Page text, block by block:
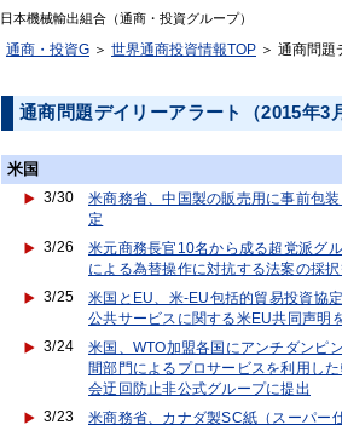
日本機械輸出組合（通商・投資グループ）
通商・投資G ＞ 世界通商投資情報TOP ＞ 通商問
通商問題デイリーアラート（2015年3
米国
3/30
米商務省、中国製の販売用に事前包
定
3/26
米元商務長官10名から成る超党派グ
による為替操作に対抗する法案の採
3/25
米国とEU、米-EU包括的貿易投資協
公共サービスに関する米EU共同声明
3/24
米国、WTO加盟各国にアンチダンピ
間部門によるプロサービスを利用し
会迂回防止非公式グループに提出
3/23
米商務省、カナダ製SC紙（スーパー